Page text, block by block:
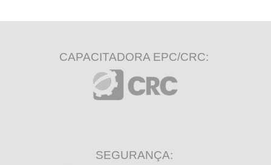
CAPACITADORA EPC/CRC:
SEGURANÇA: